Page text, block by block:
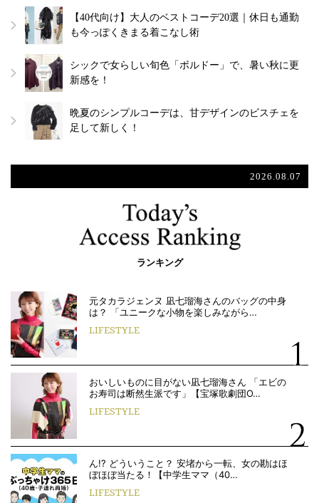
【40代向け】大人のベストコーデ20選｜休日も通勤
も今っぽくきまる着こなし術
シックで女らしい旬色「ボルドー」で、暑い秋に更
新感を！
晩夏のシンプルコーデは、甘デザインのビスチェを
足して新しく！
2026.08.07
ランキング
元タカラジェンヌ 凪七瑠海さんのバッグの中身
は？ 「ユニークな小物を楽しみながら…
LIFESTYLE
おいしいものに目がない凪七瑠海さん 「エビの
お寿司は断然生派です」【宝塚歌劇団O…
LIFESTYLE
ん!? どういうこと？ 安堵から一転、女の勘はほ
ぼほぼ当たる！【中学生ママ（40…
LIFESTYLE